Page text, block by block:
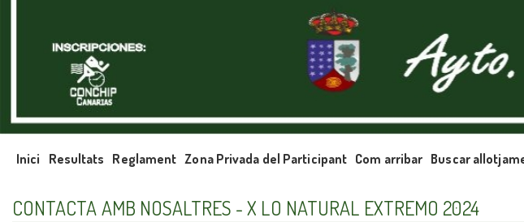
Inici Resultats Reglament Zona Privada del Participant Com arribar Buscar
CONTACTA AMB NOSALTRES - X LO NATURAL EXTREMO 2024